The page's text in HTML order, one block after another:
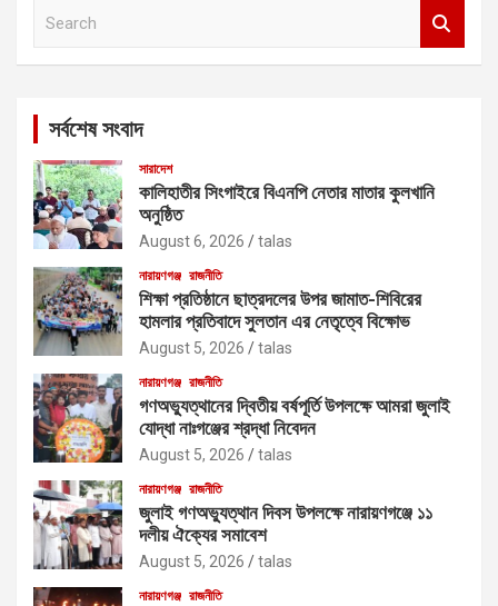
সর্বশেষ সংবাদ
সারাদেশ
কালিহাতীর সিংগাইরে বিএনপি নেতার মাতার কুলখানি
অনুষ্ঠিত
August 6, 2026 talas
নারায়ণগঞ্জ রাজনীতি
শিক্ষা প্রতিষ্ঠানে ছাত্রদলের উপর জামাত-শিবিরের
হামলার প্রতিবাদে সুলতান এর নেতৃত্বে বিক্ষোভ
August 5, 2026 talas
নারায়ণগঞ্জ রাজনীতি
গণঅভ্যুত্থানের দ্বিতীয় বর্ষপূর্তি উপলক্ষে আমরা জুলাই
যোদ্ধা নাঃগঞ্জের শ্রদ্ধা নিবেদন
August 5, 2026 talas
নারায়ণগঞ্জ রাজনীতি
জুলাই গণঅভ্যুত্থান দিবস উপলক্ষে নারায়ণগঞ্জে ১১
দলীয় ঐক্যের সমাবেশ
August 5, 2026 talas
নারায়ণগঞ্জ রাজনীতি